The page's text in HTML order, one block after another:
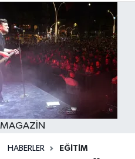
MAGAZİN
HABERLER EĞİTİM
SİYASET
EKONOMİ
EĞİTİM
SAĞLIK
MAGAZİN
Süper Lig Puan
Tüm Manşetler
Son Dakika Haberleri
Haber Arşivi